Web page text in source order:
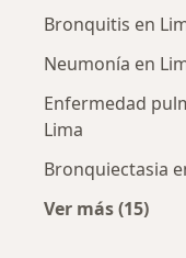
Bronquitis en
Neumonía en
Enfermedad
Lima
Bronquiectasia
Ver más (15)